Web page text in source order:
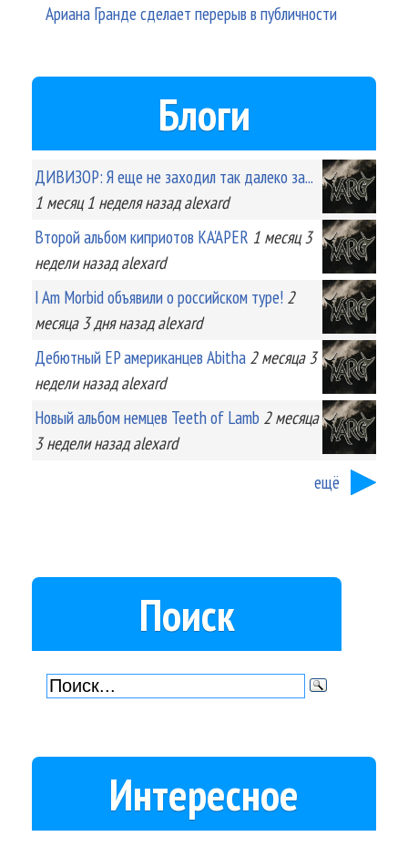
Ариана Гранде сделает перерыв в публичности
Блоги
ДИВИЗОР: Я еще не заходил так далеко за...
1 месяц 1 неделяназад alexard
Второй альбом киприотов KA'APER 1 месяц 3
неделиназад alexard
I Am Morbid объявили о российском туре! 2
месяца 3 дняназад alexard
Дебютный EP американцев Abitha 2 месяца 3
неделиназад alexard
Новый альбом немцев Teeth of Lamb 2 месяца
3 неделиназад alexard
ещё
Поиск
Интересное